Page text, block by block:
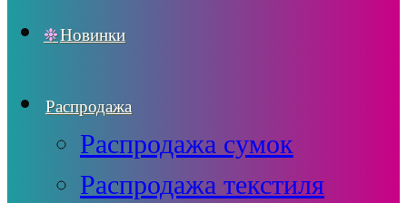
Новинки
Распродажа
Распродажа сумок
Распродажа текстиля